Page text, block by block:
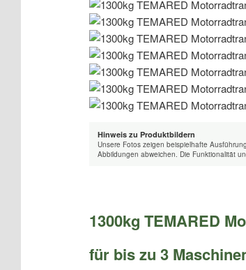
Hinweis zu Produktbildern
Unsere Fotos zeigen beispielhafte
Abbildungen abweichen. Die Funktionalität
1300kg TEMARED
für bis zu 3